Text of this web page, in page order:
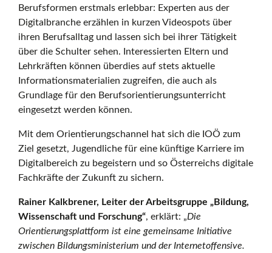
Berufsformen erstmals erlebbar: Experten aus der
Digitalbranche erzählen in kurzen Videospots über
ihren Berufsalltag und lassen sich bei ihrer Tätigkeit
über die Schulter sehen. Interessierten Eltern und
Lehrkräften können überdies auf stets aktuelle
Informationsmaterialien zugreifen, die auch als
Grundlage für den Berufsorientierungsunterricht
eingesetzt werden können.
Mit dem Orientierungschannel hat sich die IOÖ zum
Ziel gesetzt, Jugendliche für eine künftige Karriere im
Digitalbereich zu begeistern und so Österreichs digitale
Fachkräfte der Zukunft zu sichern.
Rainer Kalkbrener, Leiter der Arbeitsgruppe „Bildung,
Wissenschaft und Forschung“, erklärt: „Die
Orientierungsplattform ist eine gemeinsame Initiative
zwischen Bildungsministerium und der Internetoffensive.